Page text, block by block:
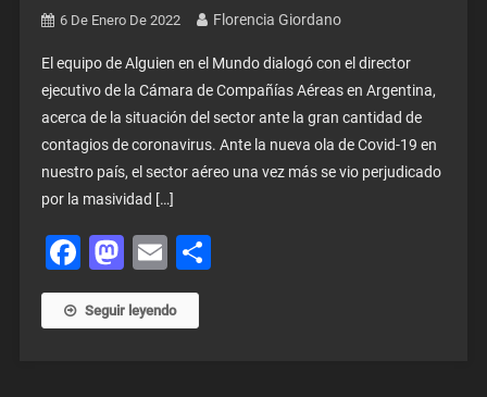
6 De Enero De 2022 Florencia Giordano
El equipo de Alguien en el Mundo dialogó con el director
ejecutivo de la Cámara de Compañías Aéreas en Argentina,
acerca de la situación del sector ante la gran cantidad de
contagios de coronavirus. Ante la nueva ola de Covid-19 en
nuestro país, el sector aéreo una vez más se vio perjudicado
por la masividad […]
Facebook
Mastodon
EmailShare
Seguir leyendo